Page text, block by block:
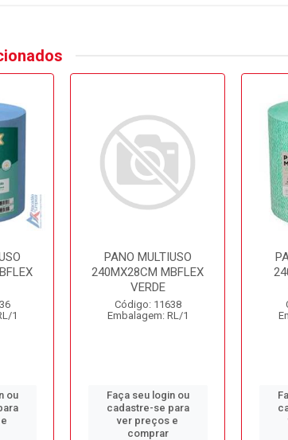
1
ou
PANO MULTIUSO
240MX28CM MBFLEX
VERDE
Código: 11638
Embalagem: RL/1
Faça seu login ou
cadastre-se para
ver preços e
comprar